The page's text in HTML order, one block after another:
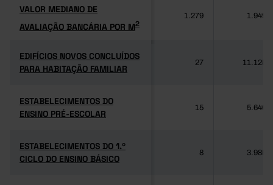
VALOR MEDIANO DE
AVALIAÇÃO BANCÁRIA POR M2
VALOR MEDIANO DE
AVALIAÇÃO BANCÁRIA POR M2
1.279 1.949
EDIFÍCIOS NOVOS CONCLUÍDOS
PARA HABITAÇÃO FAMILIAR
EDIFÍCIOS NOVOS CONCLUÍDOS
PARA HABITAÇÃO FAMILIAR
27 11.125
ESTABELECIMENTOS DO
ENSINO PRÉ-ESCOLAR
ESTABELECIMENTOS DO
ENSINO PRÉ-ESCOLAR
15 5.640
ESTABELECIMENTOS DO 1.º
CICLO DO ENSINO BÁSICO
ESTABELECIMENTOS DO 1.º
CICLO DO ENSINO BÁSICO
8 3.985